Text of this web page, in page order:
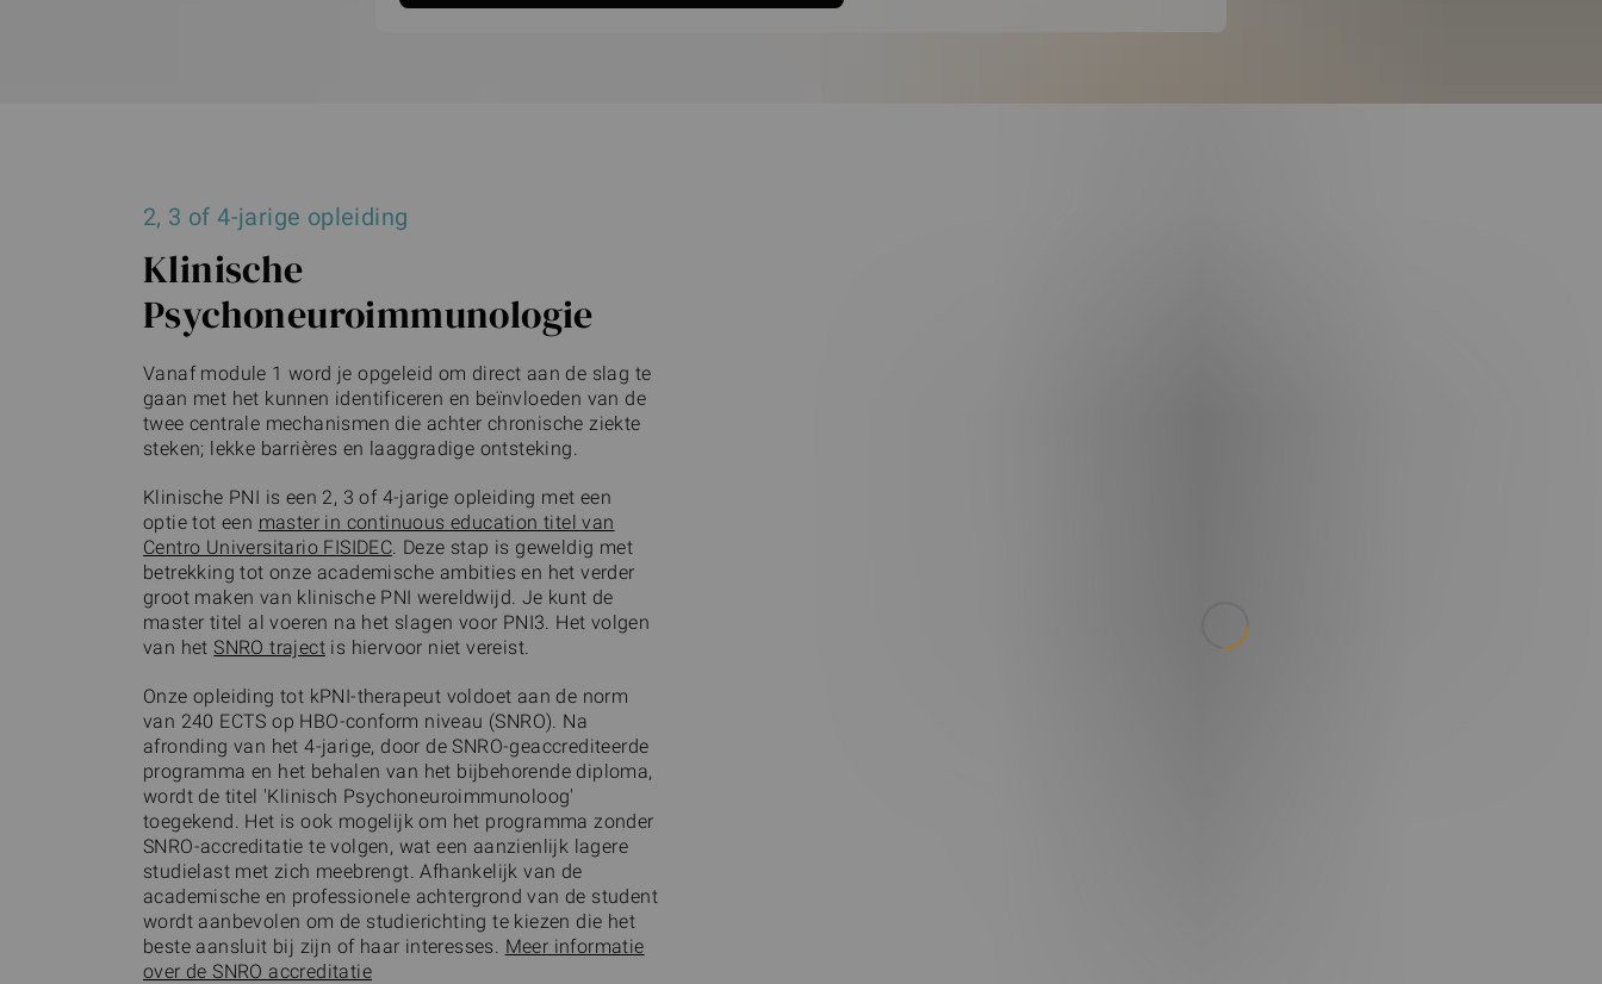
2, 3 of 4-jarige opleiding
Klinische
Psychoneuroimmunologie
Vanaf module 1 word je opgeleid om direct aan de slag te
gaan met het kunnen identificeren en beïnvloeden van de
twee centrale mechanismen die achter chronische ziekte
steken; lekke barrières en laaggradige ontsteking.
Klinische PNI is een 2, 3 of 4-jarige opleiding met een
optie tot een master in continuous education titel van
Centro Universitario FISIDEC . Deze stap is geweldig met
betrekking tot onze academische ambities en het verder
groot maken van klinische PNI wereldwijd. Je kunt de
master titel al voeren na het slagen voor PNI3. Het volgen
van hetSNRO traject is hiervoor niet vereist.
Onze opleiding tot kPNI-therapeut voldoet aan de norm
van 240 ECTS op HBO-conform niveau (SNRO). Na
afronding van het 4-jarige, door de SNRO-geaccrediteerde
programma en het behalen van het bijbehorende diploma,
wordt de titel 'Klinisch Psychoneuroimmunoloog'
toegekend. Het is ook mogelijk om het programma zonder
SNRO-accreditatie te volgen, wat een aanzienlijk lagere
studielast met zich meebrengt. Afhankelijk van de
academische en professionele achtergrond van de student
wordt aanbevolen om de studierichting te kiezen die het
beste aansluit bij zijn of haar interesses. Meer informatie
over de SNRO accreditatie